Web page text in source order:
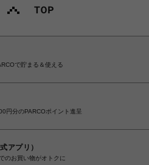
で貯まる＆使える
円分のPARCOポイント進呈
アプリ）
のお買い物がオトクに